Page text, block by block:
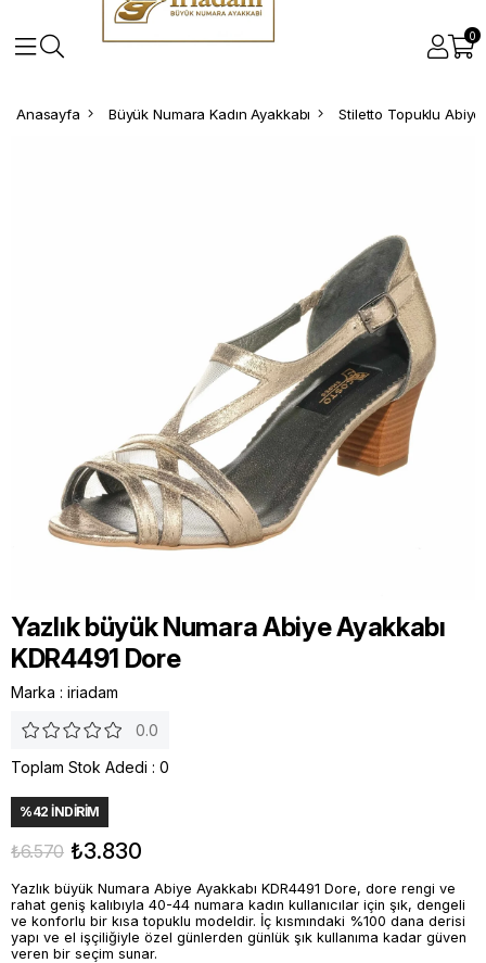
0
Anasayfa Büyük Numara Kadın Ayakkabı Stiletto Topuklu Abiye
Yazlık büyük Numara Abiye Ayakkabı
KDR4491 Dore
Marka : iriadam
0.0
Toplam Stok Adedi : 0
%42 İNDIRIM
₺6.570 ₺3.830
Yazlık büyük Numara Abiye Ayakkabı KDR4491 Dore, dore rengi ve
rahat geniş kalıbıyla 40-44 numara kadın kullanıcılar için şık, dengeli
ve konforlu bir kısa topuklu modeldir. İç kısmındaki %100 dana derisi
yapı ve el işçiliğiyle özel günlerden günlük şık kullanıma kadar güven
veren bir seçim sunar.